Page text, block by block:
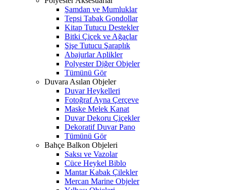
Şamdan ve Mumluklar
Tepsi Tabak Gondollar
Kitap Tutucu Destekler
Bitki Çiçek ve Ağaçlar
Şişe Tutucu Şaraplık
Abajurlar Aplikler
Polyester Diğer Objeler
Tümünü Gör
Duvara Asılan Objeler
Duvar Heykelleri
Fotoğraf Ayna Çerçeve
Maske Melek Kanat
Duvar Dekoru Çiçekler
Dekoratif Duvar Pano
Tümünü Gör
Bahçe Balkon Objeleri
Saksı ve Vazolar
Cüce Heykel Biblo
Mantar Kabak Çilekler
Mercan Marine Objeler